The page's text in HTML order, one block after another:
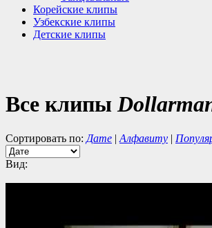
Корейские клипы
Узбекские клипы
Детские клипы
Все клипы
Сортировать по: Дате | Алфавиту |
Вид: